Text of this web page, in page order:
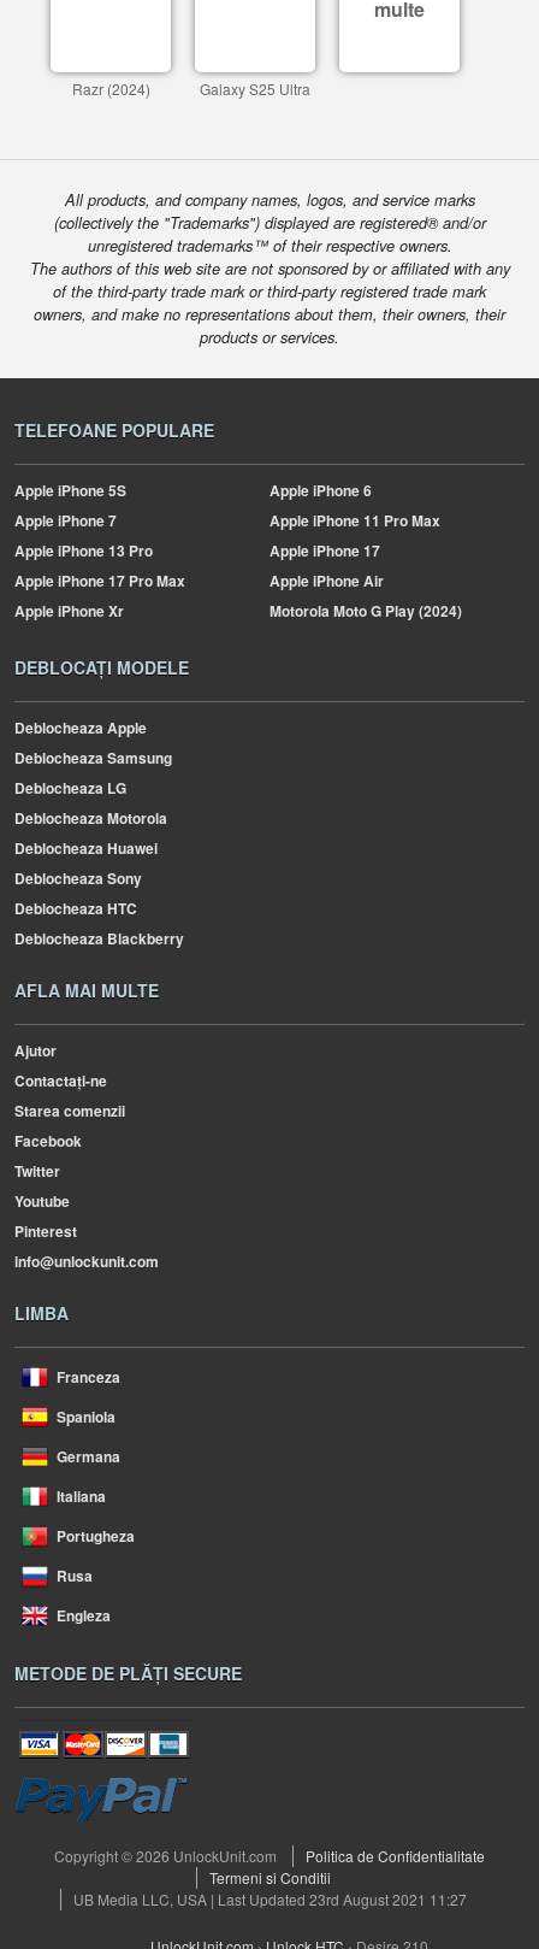
Razr (2024) Galaxy S25 Ultra
multe
All products, and company names, logos, and service marks
(collectively the "Trademarks") displayed are registered® and/or
unregistered trademarks™ of their respective owners.
The authors of this web site are not sponsored by or affiliated with any
of the third-party trade mark or third-party registered trade mark
owners, and make no representations about them, their owners, their
products or services.
TELEFOANE POPULARE
AppleiPhone 5S AppleiPhone 6
AppleiPhone 7 AppleiPhone 11 Pro Max
AppleiPhone 13 Pro AppleiPhone 17
AppleiPhone 17 Pro Max AppleiPhone Air
AppleiPhone Xr MotorolaMoto G Play (2024)
DEBLOCAȚI MODELE
Deblocheaza Apple
Deblocheaza Samsung
Deblocheaza LG
Deblocheaza Motorola
Deblocheaza Huawei
Deblocheaza Sony
Deblocheaza HTC
Deblocheaza Blackberry
AFLA MAI MULTE
Ajutor
Contactați-ne
Starea comenzii
Facebook
Twitter
Youtube
Pinterest
info@unlockunit.com
LIMBA
Franceza
Spaniola
Germana
Italiana
Portugheza
Rusa
Engleza
METODE DE PLĂȚI SECURE
Copyright © 2026 UnlockUnit.com
Politica de Confidentialitate
Termeni si Conditii
UB Media LLC, USA | Last Updated 23rd August 2021 11:27